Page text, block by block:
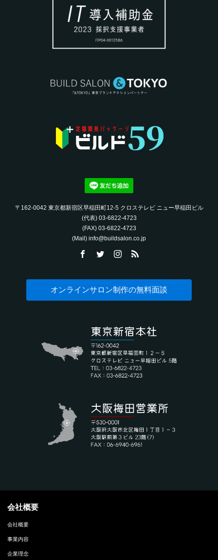
〒162-0042 東京都新宿区早稲田町12-5 クロステレビ ニュー早稲田ビル
(代表) 03-6822-4723‬
(FAX) 03-6822-4723‬
(Mail) info@buildsalon.co.jp
オンラインサロン制作の無料面談
会社概要
会社概要
事業内容
企業理念